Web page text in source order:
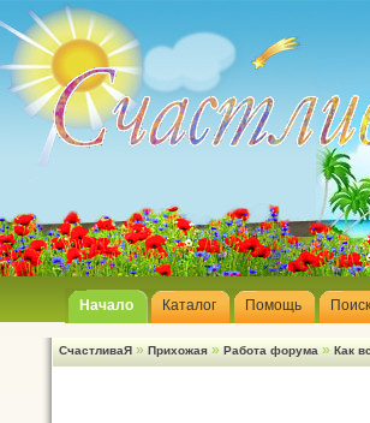
Начало Каталог Помощь Поиск
СчастливаЯ » Прихожая » Работа форума » Как